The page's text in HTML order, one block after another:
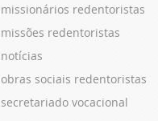
missionários redentoristas
missões redentoristas
notícias
obras sociais redentoristas
secretariado vocacional